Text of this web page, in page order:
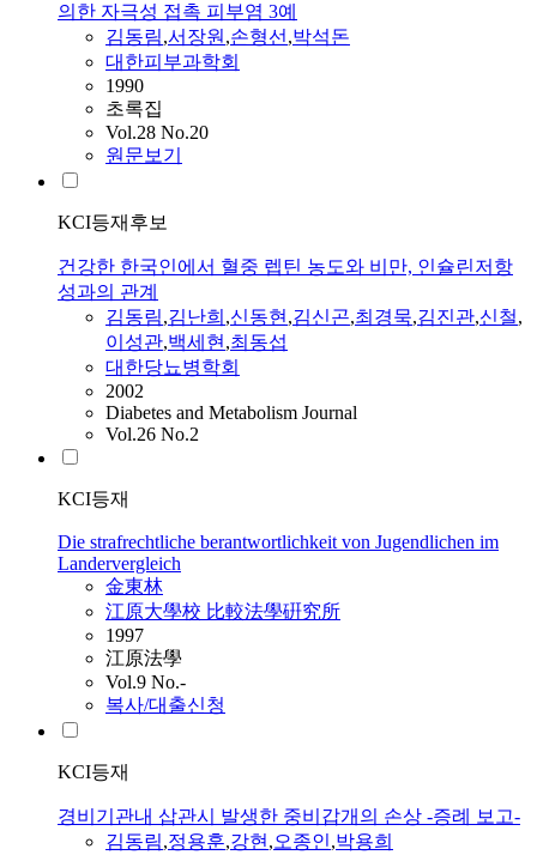
의한 자극성 접촉 피부염 3예
김동림,서장원,손형선,박석돈
대한피부과학회
1990
초록집
Vol.28 No.20
원문보기
KCI등재후보
건강한 한국인에서 혈중 렙틴 농도와 비만, 인슐린저항
성과의 관계
김동림,김난희 ,신동현,김신곤,최경묵,김진관,신철,
이성관,백세현,최동섭
대한당뇨병학회
2002
Diabetes and Metabolism Journal
Vol.26 No.2
KCI등재
Die strafrechtliche berantwortlichkeit von Jugendlichen im
Landervergleich
金東林
江原大學校 比較法學硏究所
1997
江原法學
Vol.9 No.-
복사/대출신청
KCI등재
경비기관내 삽관시 발생한 중비갑개의 손상 -증례 보고-
김동림,정용훈,강현,오종인,박용희